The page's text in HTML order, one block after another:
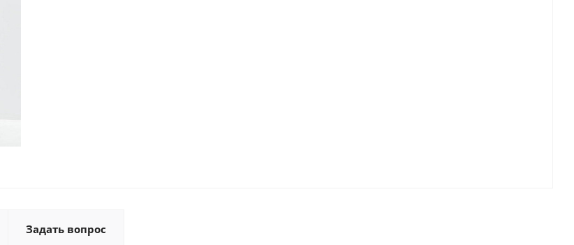
Задать вопрос